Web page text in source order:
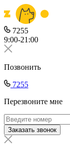
7255
9:00-21:00
Позвонить
7255
Перезвоните мне
Заказать звонок